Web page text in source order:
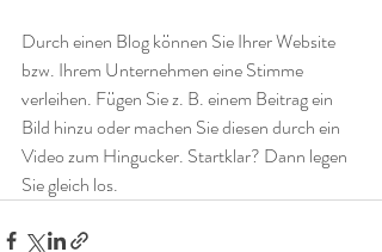
Durch einen Blog können Sie Ihrer Website
bzw. Ihrem Unternehmen eine Stimme
verleihen. Fügen Sie z. B. einem Beitrag ein
Bild hinzu oder machen Sie diesen durch ein
Video zum Hingucker. Startklar? Dann legen
Sie gleich los.